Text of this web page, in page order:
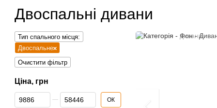
Двоспальні дивани
Тип спального місця:
Двоспальне
Очистити фільтр
Ціна, грн
Від Ціна, грн
До Ціна, грн ОК